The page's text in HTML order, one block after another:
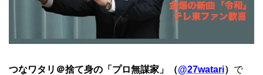
つなワタリ＠捨て身の「プロ無謀家」（@27watari） で